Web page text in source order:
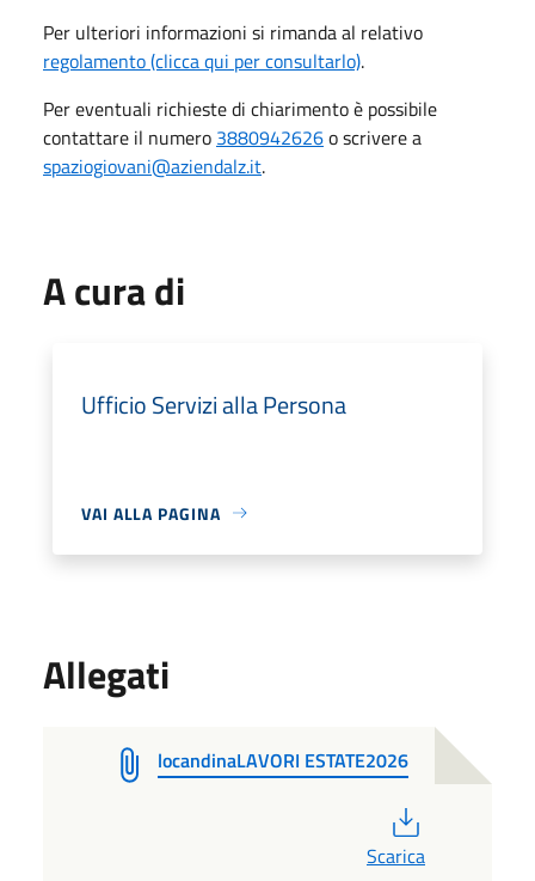
Per ulteriori informazioni si rimanda al relativo
regolamento (clicca qui per consultarlo).
Per eventuali richieste di chiarimento è possibile
contattare il numero 3880942626o scrivere a
spaziogiovani@aziendalz.it.
A cura di
Ufficio Servizi alla Persona
VAI ALLA PAGINA
Allegati
locandinaLAVORI ESTATE2026
Scarica